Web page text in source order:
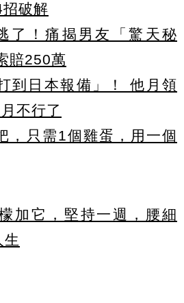
破解
了！痛揭男友「驚天秘
賠250萬
到日本報備」！ 他月領
不行了
，只需1個雞蛋，用一個
加它，堅持一週，腰細
生